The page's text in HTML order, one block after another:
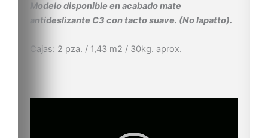
Modelo disponible en acabado mate
antideslizante C3 con tacto suave. (No lapatto).
Cajas: 2 pza. / 1,43 m2 / 30kg. aprox.